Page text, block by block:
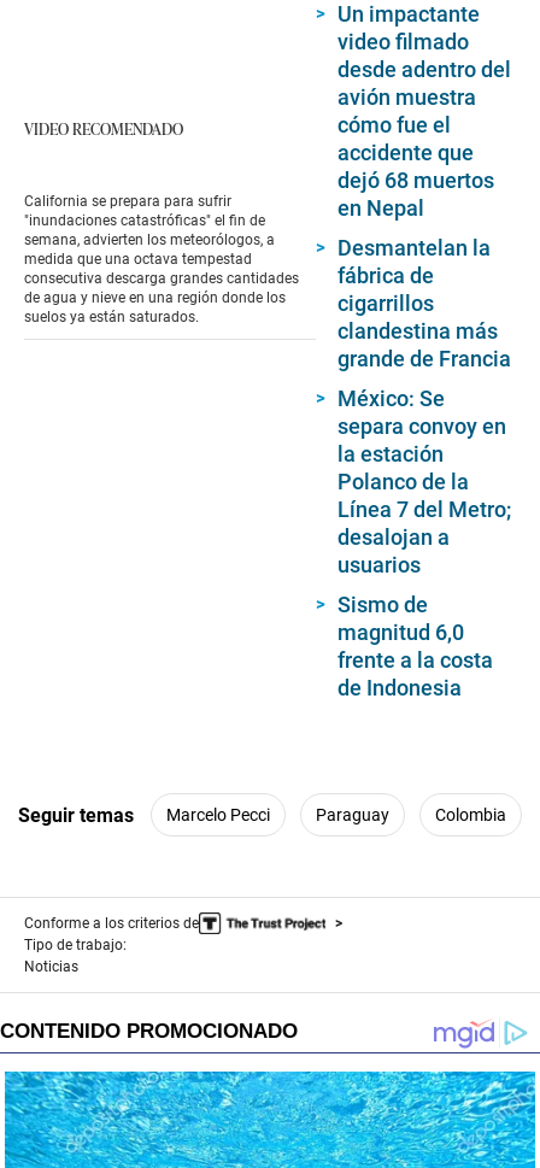
VIDEO RECOMENDADO
California se prepara para sufrir
"inundaciones catastróficas" el fin de
semana, advierten los meteorólogos, a
medida que una octava tempestad
consecutiva descarga grandes cantidades
de agua y nieve en una región donde los
suelos ya están saturados.
Un impactante
video filmado
desde adentro del
avión muestra
cómo fue el
accidente que
dejó 68 muertos
en Nepal
Desmantelan la
fábrica de
cigarrillos
clandestina más
grande de Francia
México: Se
separa convoy en
la estación
Polanco de la
Línea 7 del Metro;
desalojan a
usuarios
Sismo de
magnitud 6,0
frente a la costa
de Indonesia
Seguir temas Marcelo Pecci Paraguay Colombia
Conforme a los criterios de
Tipo de trabajo:
Noticias